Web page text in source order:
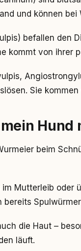
und können
befallen den
kommt von ihrer
Sie
Hund
beim
Mutterleib oder
bereits
die Haut –
läuft.